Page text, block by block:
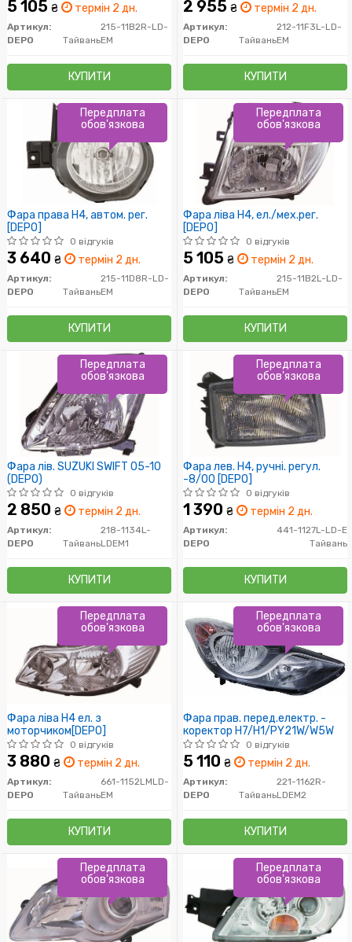
5 105 ₴ термін 2 дн.
Артикул:
215-11B2R-LD-
EM
DEPO Тайвань
КУПИТИ
2 955 ₴ термін 2 дн.
Артикул:
212-11F3L-LD-
EM
DEPO Тайвань
КУПИТИ
Фара права H4, автом. рег.
[DEPO]
0 відгуків
3 640 ₴ термін 2 дн.
Артикул:
215-11D8R-LD-
EM
DEPO Тайвань
КУПИТИ
Передплата
обов'язкова
Фара ліва H4, ел./мех.рег.
[DEPO]
0 відгуків
5 105 ₴ термін 2 дн.
Артикул:
215-11B2L-LD-
EM
DEPO Тайвань
КУПИТИ
Передплата
обов'язкова
Фара лів. SUZUKI SWIFT 05-10
(DEPO)
0 відгуків
2 850 ₴ термін 2 дн.
Артикул:
218-1134L-
LDEM1
DEPO Тайвань
КУПИТИ
Передплата
обов'язкова
Фара лев. H4, ручні. регул.
-8/00 [DEPO]
0 відгуків
1 390 ₴ термін 2 дн.
Артикул:
441-1127L-LD-E
DEPO
Тайвань
КУПИТИ
Передплата
обов'язкова
Фара ліва H4 ел. з
моторчиком[DEPO]
0 відгуків
3 880 ₴ термін 2 дн.
Артикул:
661-1152LMLD-
EM
DEPO Тайвань
КУПИТИ
Передплата
обов'язкова
Фара прав. перед.електр. -
коректор H7/H1/PY21W/W5W
0 відгуків
5 110 ₴ термін 2 дн.
Артикул:
221-1162R-
LDEM2
DEPO Тайвань
КУПИТИ
Передплата
обов'язкова
Передплата
обов'язкова
Передплата
обов'язкова